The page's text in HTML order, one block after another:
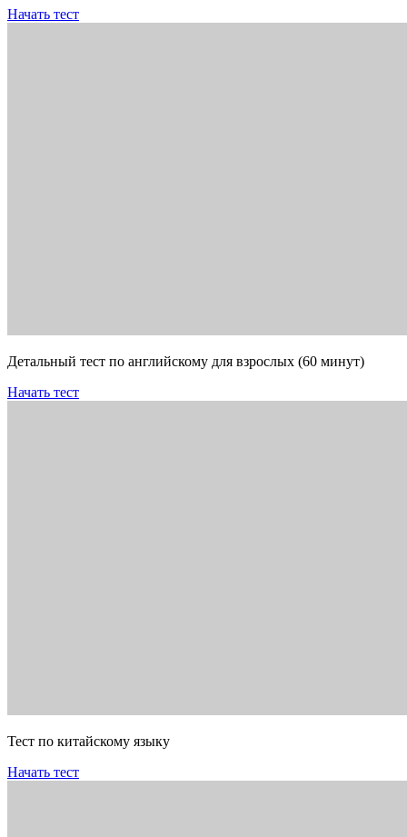
Начать тест
Детальный тест по английскому для взрослых (60 минут)
Начать тест
Тест по китайскому языку
Начать тест